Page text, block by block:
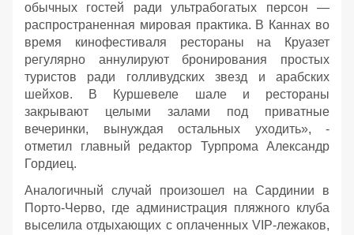
обычных гостей ради ультрабогатых персон —
распространенная мировая практика. В Каннах во
время кинофестиваля рестораны на Круазет
регулярно аннулируют бронирования простых
туристов ради голливудских звезд и арабских
шейхов. В Куршевеле шале и рестораны
закрывают целыми залами под приватные
вечеринки, вынуждая остальных уходить», -
отметил главный редактор Турпрома Александр
Гордиец.
Аналогичный случай произошел на Сардинии в
Порто-Черво, где администрация пляжного клуба
выселила отдыхающих с оплаченных VIP-лежаков,